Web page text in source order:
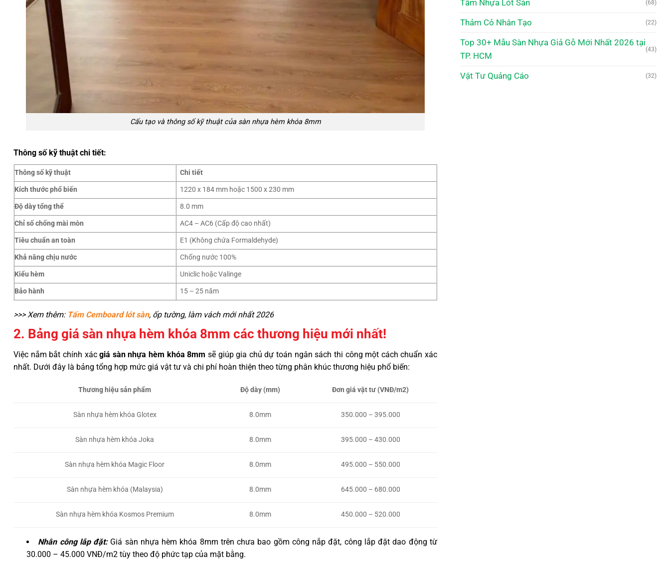
Cấu tạo và thông số kỹ thuật của sàn nhựa hèm khóa 8mm
Thông số kỹ thuật chi tiết:
Thông số kỹ thuật
Chi tiết
Kích thước phổ biến
1220 x 184 mm hoặc 1500 x 230 mm
Độ dày tổng thể
8.0 mm
Chỉ số chống mài mòn
AC4 – AC6 (Cấp độ cao nhất)
Tiêu chuẩn an toàn
E1 (Không chứa Formaldehyde)
Khả năng chịu nước
Chống nước 100%
Kiểu hèm
Uniclic hoặc Valinge
Bảo hành
15 – 25 năm
>>> Xem thêm: Tấm Cemboard lót sàn, ốp tường, làm vách mới nhất 2026
2. Bảng giá sàn nhựa hèm khóa 8mm các thương hiệu mới nhất!
Việc nắm bắt chính xácgiá sàn nhựa hèm khóa 8mm sẽ giúp gia chủ dự toán ngân sách thi công một cách chuẩn xác
nhất. Dưới đây là bảng tổng hợp mức giá vật tư và chi phí hoàn thiện theo từng phân khúc thương hiệu phổ biến:
Thương hiệu sản phẩm Độ dày (mm) Đơn giá vật tư (VNĐ/m2)
Sàn nhựa hèm khóa Glotex 8.0mm 350.000 – 395.000
Sàn nhựa hèm khóa Joka 8.0mm 395.000 – 430.000
Sàn nhựa hèm khóa Magic Floor 8.0mm 495.000 – 550.000
Sàn nhựa hèm khóa (Malaysia) 8.0mm 645.000 – 680.000
Sàn nhựa hèm khóa Kosmos Premium 8.0mm 450.000 – 520.000
Nhân công lắp đặt:Giá sàn nhựa hèm khóa 8mm trên chưa bao gồm công nắp đặt, công lắp đặt dao động từ
30.000 – 45.000 VNĐ/m2 tùy theo độ phức tạp của mặt bằng.
Tấm Nhựa Lót Sàn (68)
Thảm Cỏ Nhân Tạo (22)
Top 30+ Mẫu Sàn Nhựa Giả Gỗ Mới Nhất 2026 tại
TP. HCM
(43)
Vật Tư Quảng Cáo (32)